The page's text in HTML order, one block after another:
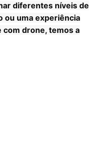
diferentes níveis de
ou uma experiência
drone, temos a